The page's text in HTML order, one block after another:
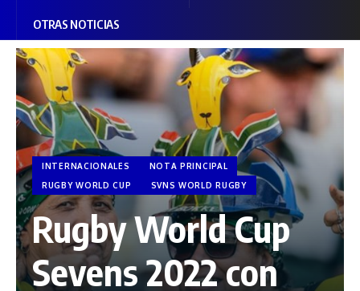
OTRAS NOTICIAS
INTERNACIONALES
NOTA PRINCIPAL
RUGBY WORLD CUP
SVNS WORLD RUGBY
Rugby World Cup
Sevens 2022 con